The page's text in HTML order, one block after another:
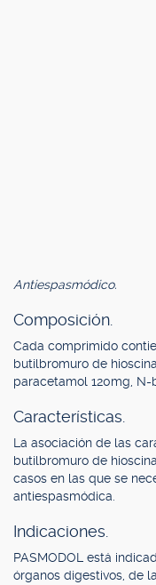
Antiespasmódico.
Composición.
Cada comprimido
butilbromuro de
paracetamol 120mg, N-
Características.
La asociación de las
butilbromuro de
casos en las que se
antiespasmódica.
Indicaciones.
PASMODOL está
órganos digestivos, de